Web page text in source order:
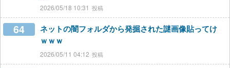
2026/05/18 10:31
64
ネットの闇フォルダから発掘された謎画像貼ってけ
ｗｗｗ
2026/05/11 04:12